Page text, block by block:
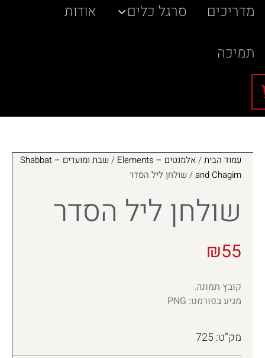
מדריכים
סרגל כלים
אודות
תמיכה
עמוד הבית/אלמנטים – Elements /
שבת ומועדים – Shabbat
and Chagim/ שולחן ליל הסדר
שולחן ליל הסדר
₪55
קובץ תמונה.
מגיע בפורמט: PNG
מק”ט: 725